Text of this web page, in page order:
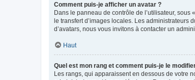
Comment puis-je afficher un avatar ?
Dans le panneau de contrôle de l’utilisateur,
le transfert d’images locales. Les administrateurs
d’avatars, nous vous invitons à contacter un
Haut
Quel est mon rang et comment puis-je le
Les rangs, qui apparaissent en dessous de votre